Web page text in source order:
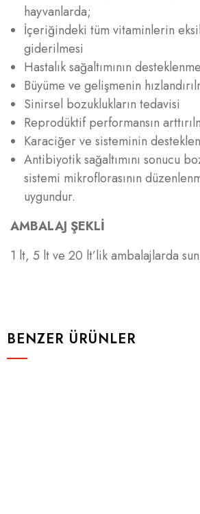
hayvanlarda;
İçeriğindeki tüm vitaminlerin
giderilmesi
Hastalık sağaltımının
Büyüme ve gelişmenin
Sinirsel bozuklukların tedavisi
Reprodüktif performansın
Karaciğer ve sisteminin
Antibiyotik sağaltımını sonucu
sistemi mikroflorasının
uygundur.
AMBALAJ ŞEKLİ
1 lt, 5 lt ve 20 lt’lik ambalajlarda
BENZER ÜRÜNLER